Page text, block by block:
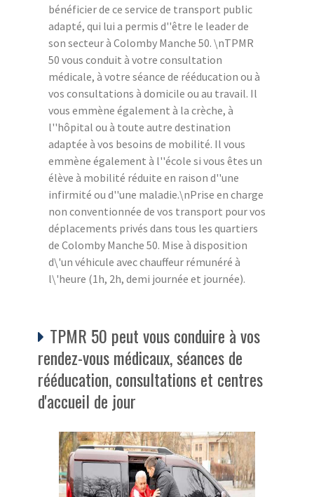
bénéficier de ce service de transport public
adapté, qui lui a permis d''être le leader de
son secteur à Colomby Manche 50. \nTPMR
50 vous conduit à votre consultation
médicale, à votre séance de rééducation ou à
vos consultations à domicile ou au travail. Il
vous emmène également à la crèche, à
l''hôpital ou à toute autre destination
adaptée à vos besoins de mobilité. Il vous
emmène également à l''école si vous êtes un
élève à mobilité réduite en raison d''une
infirmité ou d''une maladie.\nPrise en charge
non conventionnée de vos transport pour vos
déplacements privés dans tous les quartiers
de Colomby Manche 50. Mise à disposition
d\'un véhicule avec chauffeur rémunéré à
l\'heure (1h, 2h, demi journée et journée).
TPMR 50 peut vous conduire à vos
rendez-vous médicaux, séances de
rééducation, consultations et centres
d'accueil de jour